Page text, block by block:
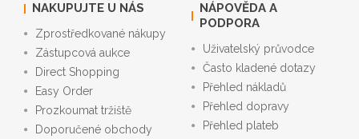
NAKUPUJTE U NÁS
Zprostředkované nákupy
Zástupcová aukce
Direct Shopping
Easy Order
Prozkoumat tržiště
Doporučené obchody
NÁPOVĚDA A
PODPORA
Uživatelský průvodce
Často kladené dotazy
Přehled nákladů
Přehled dopravy
Přehled plateb